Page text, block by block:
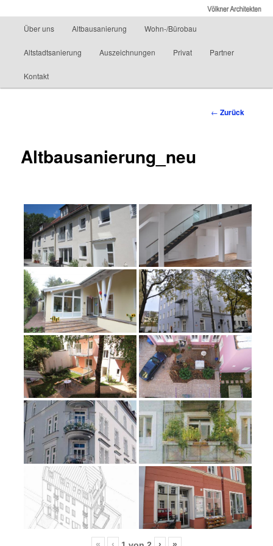
Völkner Architekten
Altbausanierung Energetische Sanierung Architekturbüro
Hauptmenü
Zum
Inhalt
wechseln
Über uns Altbausanierung Wohn-/Bürobau
Altstadtsanierung Auszeichnungen Privat Partner
Kontakt
Beitrags-
← Zurück
Altbausanierung_neu